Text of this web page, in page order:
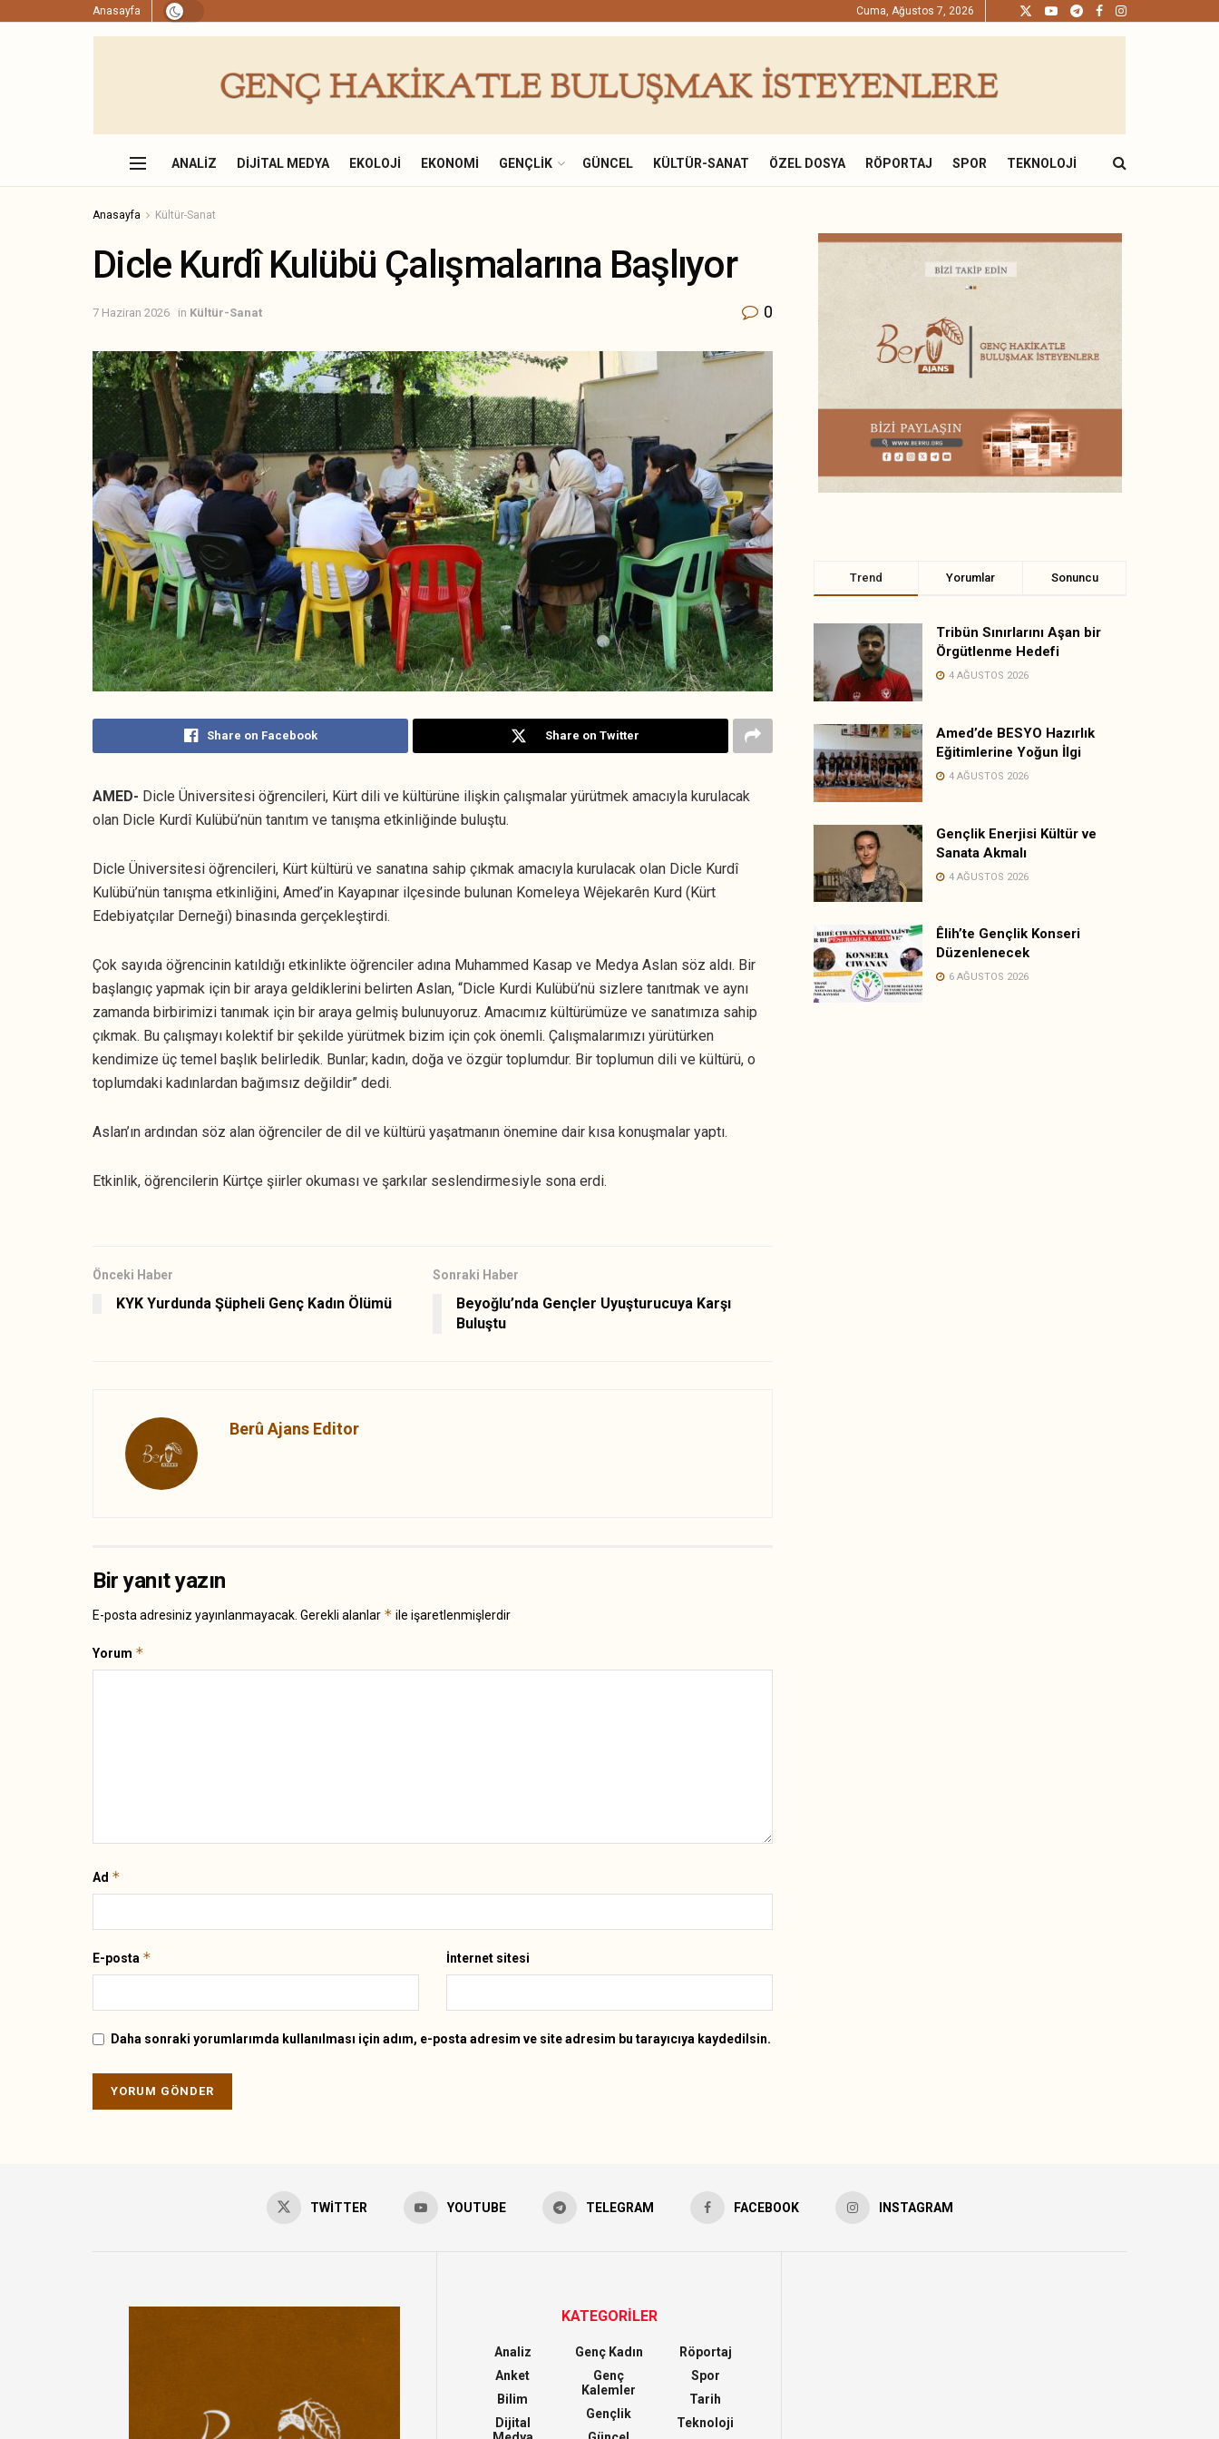
Anasayfa Cuma, Ağustos 7, 2026
ANALIZ DIJITAL MEDYA EKOLOJI EKONOMI GENÇLIK GÜNCEL KÜLTÜR-SANAT ÖZEL DOSYA RÖPORTAJ SPOR TEKNOLOJI
Anasayfa Kültür-Sanat
Dicle Kurdî Kulübü Çalışmalarına Başlıyor
7 Haziran 2026 in Kültür-Sanat 0
Share on Facebook Share on Twitter
AMED- Dicle Üniversitesi öğrencileri, Kürt dili ve kültürüne ilişkin çalışmalar yürütmek amacıyla kurulacak
olan Dicle Kurdî Kulübü’nün tanıtım ve tanışma etkinliğinde buluştu.
Dicle Üniversitesi öğrencileri, Kürt kültürü ve sanatına sahip çıkmak amacıyla kurulacak olan Dicle Kurdî
Kulübü’nün tanışma etkinliğini, Amed’in Kayapınar ilçesinde bulunan Komeleya Wêjekarên Kurd (Kürt
Edebiyatçılar Derneği) binasında gerçekleştirdi.
Çok sayıda öğrencinin katıldığı etkinlikte öğrenciler adına Muhammed Kasap ve Medya Aslan söz aldı. Bir
başlangıç yapmak için bir araya geldiklerini belirten Aslan, “Dicle Kurdi Kulübü’nü sizlere tanıtmak ve aynı
zamanda birbirimizi tanımak için bir araya gelmiş bulunuyoruz. Amacımız kültürümüze ve sanatımıza sahip
çıkmak. Bu çalışmayı kolektif bir şekilde yürütmek bizim için çok önemli. Çalışmalarımızı yürütürken
kendimize üç temel başlık belirledik. Bunlar; kadın, doğa ve özgür toplumdur. Bir toplumun dili ve kültürü, o
toplumdaki kadınlardan bağımsız değildir” dedi.
Aslan’ın ardından söz alan öğrenciler de dil ve kültürü yaşatmanın önemine dair kısa konuşmalar yaptı.
Etkinlik, öğrencilerin Kürtçe şiirler okuması ve şarkılar seslendirmesiyle sona erdi.
Önceki Haber
KYK Yurdunda Şüpheli Genç Kadın Ölümü
Sonraki Haber
Beyoğlu’nda Gençler Uyuşturucuya Karşı
Buluştu
Berû Ajans Editor
Bir yanıt yazın
E-posta adresiniz yayınlanmayacak. Gerekli alanlar * ile işaretlenmişlerdir
Yorum *
Ad *
E-posta * İnternet sitesi
Daha sonraki yorumlarımda kullanılması için adım, e-posta adresim ve site adresim bu tarayıcıya kaydedilsin.
Trend Yorumlar Sonuncu
Tribün Sınırlarını Aşan bir
Örgütlenme Hedefi
4 AĞUSTOS 2026
Amed’de BESYO Hazırlık
Eğitimlerine Yoğun İlgi
4 AĞUSTOS 2026
Gençlik Enerjisi Kültür ve
Sanata Akmalı
4 AĞUSTOS 2026
Êlih’te Gençlik Konseri
Düzenlenecek
6 AĞUSTOS 2026
TWITTER YOUTUBE TELEGRAM FACEBOOK INSTAGRAM
KATEGORİLER
Analiz
Anket
Bilim
Dijital
Genç Kadın
Genç
Kalemler
Gençlik
Röportaj
Spor
Tarih
Teknoloji